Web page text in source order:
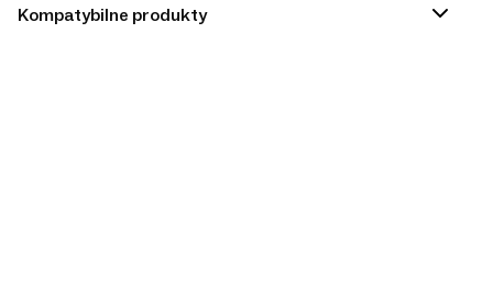
Kompatybilne produkty